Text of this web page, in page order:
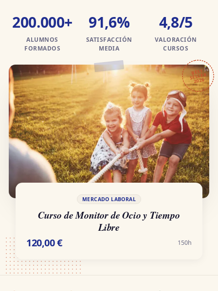
200.000+
ALUMNOS
FORMADOS
91,6%
SATISFACCIÓN
MEDIA
4,8/5
VALORACIÓN
CURSOS
BEST
SELLER
2026
MERCADO LABORAL
Curso de Monitor de Ocio y Tiempo
Libre
120,00€ 150h